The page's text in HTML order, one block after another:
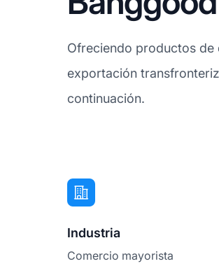
Ofreciendo productos de
exportación
continuación.
Industria
Comercio mayorista